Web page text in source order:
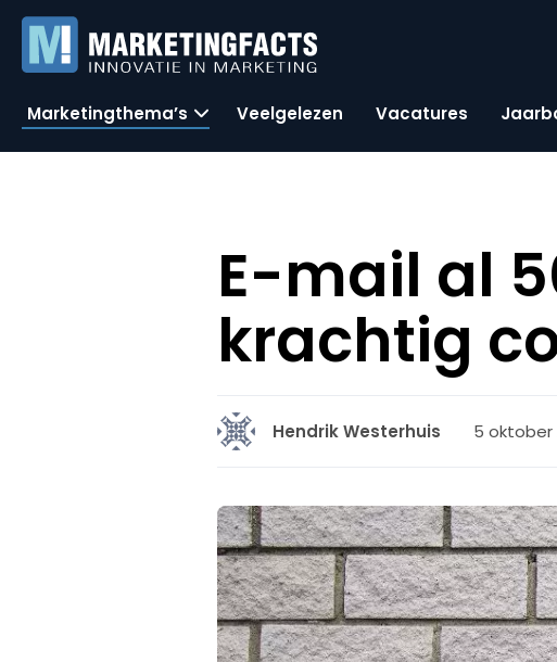
Marketingthema’s Veelgelezen Vacatures
E-mail al
krachtig
Hendrik Westerhuis 5 oktober